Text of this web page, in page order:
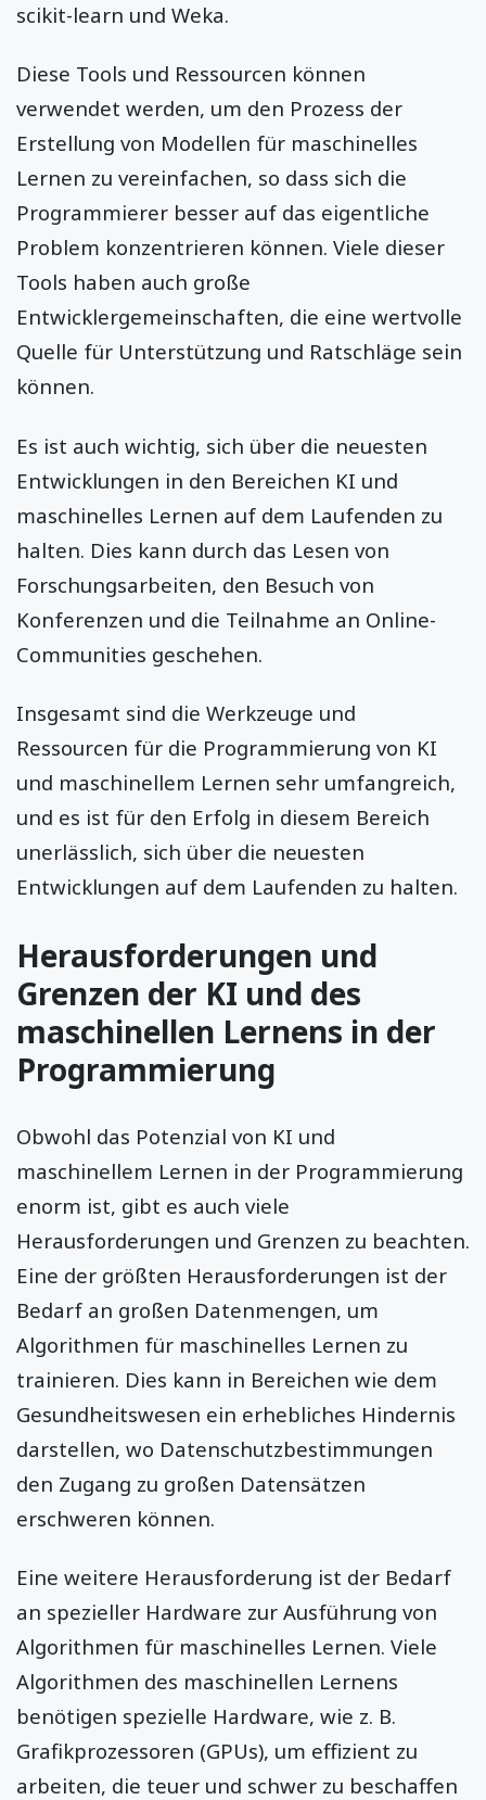
scikit-learn und Weka.
Diese Tools und Ressourcen können
verwendet werden, um den Prozess der
Erstellung von Modellen für maschinelles
Lernen zu vereinfachen, so dass sich die
Programmierer besser auf das eigentliche
Problem konzentrieren können. Viele dieser
Tools haben auch große
Entwicklergemeinschaften, die eine wertvolle
Quelle für Unterstützung und Ratschläge sein
können.
Es ist auch wichtig, sich über die neuesten
Entwicklungen in den Bereichen KI und
maschinelles Lernen auf dem Laufenden zu
halten. Dies kann durch das Lesen von
Forschungsarbeiten, den Besuch von
Konferenzen und die Teilnahme an Online-
Communities geschehen.
Insgesamt sind die Werkzeuge und
Ressourcen für die Programmierung von KI
und maschinellem Lernen sehr umfangreich,
und es ist für den Erfolg in diesem Bereich
unerlässlich, sich über die neuesten
Entwicklungen auf dem Laufenden zu halten.
Herausforderungen und
Grenzen der KI und des
maschinellen Lernens in der
Programmierung
Obwohl das Potenzial von KI und
maschinellem Lernen in der Programmierung
enorm ist, gibt es auch viele
Herausforderungen und Grenzen zu beachten.
Eine der größten Herausforderungen ist der
Bedarf an großen Datenmengen, um
Algorithmen für maschinelles Lernen zu
trainieren. Dies kann in Bereichen wie dem
Gesundheitswesen ein erhebliches Hindernis
darstellen, wo Datenschutzbestimmungen
den Zugang zu großen Datensätzen
erschweren können.
Eine weitere Herausforderung ist der Bedarf
an spezieller Hardware zur Ausführung von
Algorithmen für maschinelles Lernen. Viele
Algorithmen des maschinellen Lernens
benötigen spezielle Hardware, wie z. B.
Grafikprozessoren (GPUs), um effizient zu
arbeiten, die teuer und schwer zu beschaffen